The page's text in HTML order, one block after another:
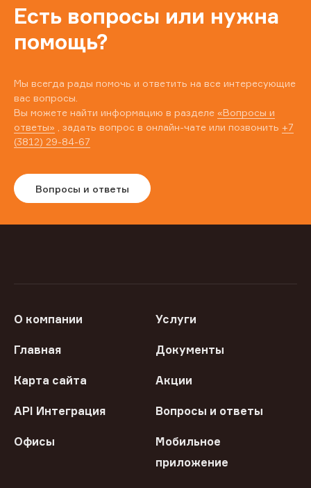
Есть вопросы или нужна
помощь?
Мы всегда рады помочь и ответить на все интересующие
вас вопросы.
Вы можете найти информацию в разделе «Вопросы и
ответы» , задать вопрос в онлайн-чате или позвонить +7
(3812) 29-84-67
Вопросы и ответы
О компании Услуги
Главная Документы
Карта сайта Акции
API Интеграция Вопросы и ответы
Офисы
Мобильное
приложение